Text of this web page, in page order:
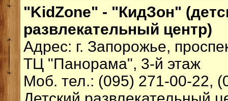
"KidZone" - "КидЗон"
развлекательный центр)
Адрес: г. Запорожье,
ТЦ "Панорама", 3-й этаж
Моб. тел.: (095) 271-00-22,